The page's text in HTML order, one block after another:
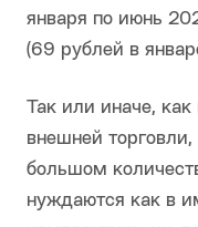
января по июнь
(69 рублей в
Так или иначе,
внешней
большом
нуждаются как в